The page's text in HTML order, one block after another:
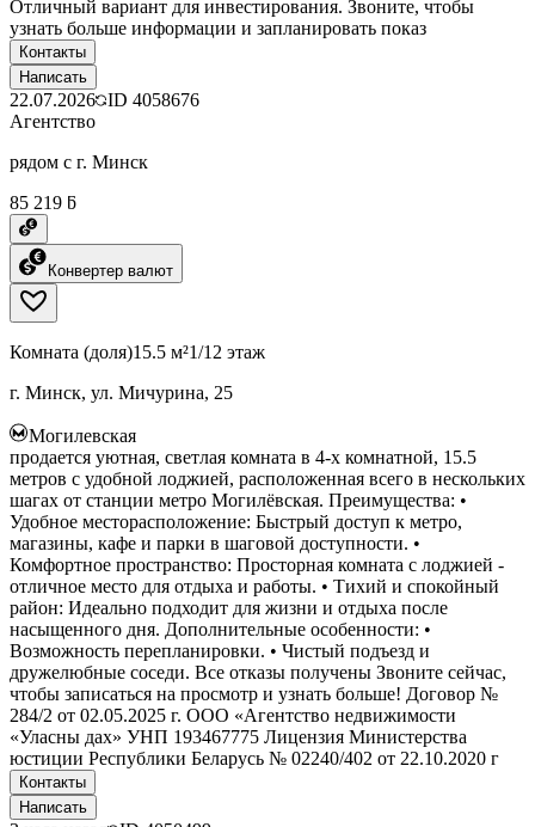
Отличный вариант для инвестирования. Звоните, чтобы
узнать больше информации и запланировать показ
Контакты
Написать
22.07.2026 ID 4058676
Агентство
рядом с г. Минск
85 219 ƃ
Конвертер валют
Комната (доля)15.5 м²1/12 этаж
г. Минск, ул. Мичурина, 25
Могилевская
продается уютная, светлая комната в 4-х комнатной, 15.5
метров с удобной лоджией, расположенная всего в нескольких
шагах от станции метро Могилёвская. Преимущества: •
Удобное месторасположение: Быстрый доступ к метро,
магазины, кафе и парки в шаговой доступности. •
Комфортное пространство: Просторная комната с лоджией -
отличное место для отдыха и работы. • Тихий и спокойный
район: Идеально подходит для жизни и отдыха после
насыщенного дня. Дополнительные особенности: •
Возможность перепланировки. • Чистый подъезд и
дружелюбные соседи. Все отказы получены Звоните сейчас,
чтобы записаться на просмотр и узнать больше! Договор №
284/2 от 02.05.2025 г. ООО «Агентство недвижимости
«Уласны дах» УНП 193467775 Лицензия Министерства
юстиции Республики Беларусь № 02240/402 от 22.10.2020 г
Контакты
Написать